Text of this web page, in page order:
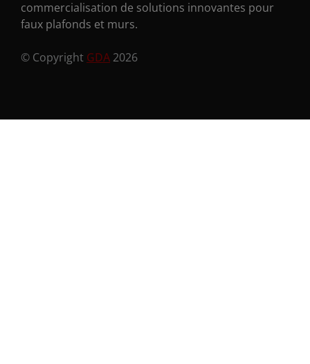
commercialisation de solutions innovantes pour
faux plafonds et murs.
© Copyright GDA 2026